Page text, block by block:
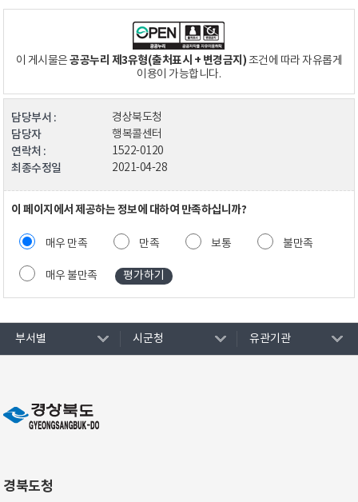
이 게시물은공공누리 제3유형(출처표시 + 변경금지)조건에 따라 자유롭게
이용이 가능합니다.
담당부서 : 경상북도청
담당자 행복콜센터
연락처 : 1522-0120
최종수정일 2021-04-28
이 페이지에서 제공하는 정보에 대하여 만족하십니까?
매우 만족 만족 보통 불만족
매우 불만족
부서별 시군청 유관기관
경북도청